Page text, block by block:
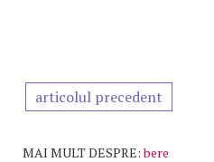
articolul precedent
MAI MULT DESPRE: bere